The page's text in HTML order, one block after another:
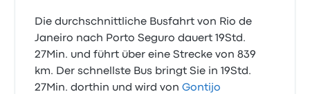
Die durchschnittliche Busfahrt von Rio de
Janeiro nach Porto Seguro dauert 19Std.
27Min. und führt über eine Strecke von 839
km. Der schnellste Bus bringt Sie in 19Std.
27Min. dorthin und wird vonGontijo